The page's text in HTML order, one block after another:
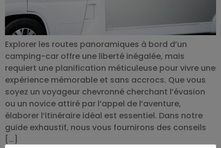
Explorer les routes panoramiques à bord d’un
camping-car offre une liberté inégalée, mais
requiert une planification méticuleuse pour vivre une
expérience mémorable et sans accrocs. Que vous
soyez un voyageur chevronné cherchant l’évasion
ou un novice attiré par l’appel de l’aventure,
élaborer l’itinéraire idéal est essentiel. Dans notre
guide exhaustif, nous vous fournirons des conseils
[…]